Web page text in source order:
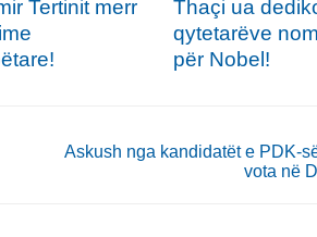
Tertinit merr
Thaçi ua
qytetarëve
për Nobel!
Askush nga kandidatët e PDK-
vota në